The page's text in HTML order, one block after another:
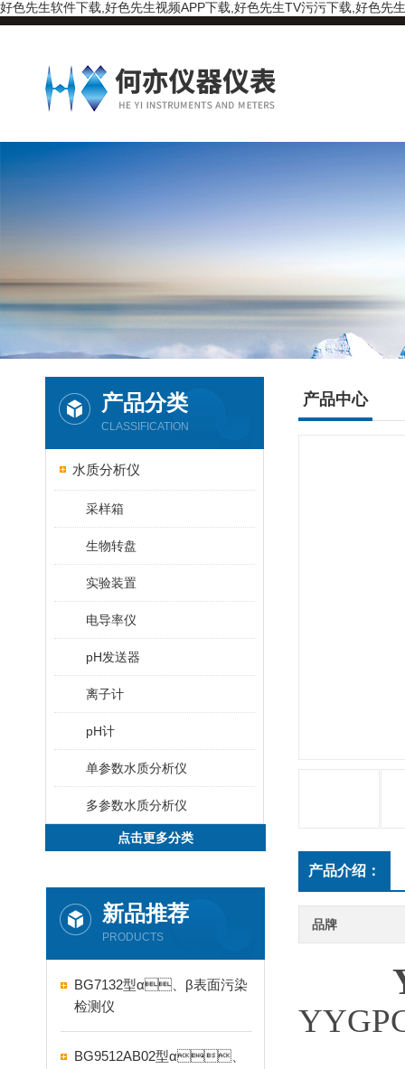
好色先生软件下载,好色先生视频APP下载,好色先生TV污污下载,好色先
产品分类
CLASSIFICATION
水质分析仪
采样箱
生物转盘
实验装置
电导率仪
pH发送器
离子计
pH计
单参数水质分析仪
多参数水质分析仪
点击更多分类
新品推荐
PRODUCTS
BG7132型α、β表面污染
检测仪
BG9512AB02型α、
产品中心
产品介绍：
品牌